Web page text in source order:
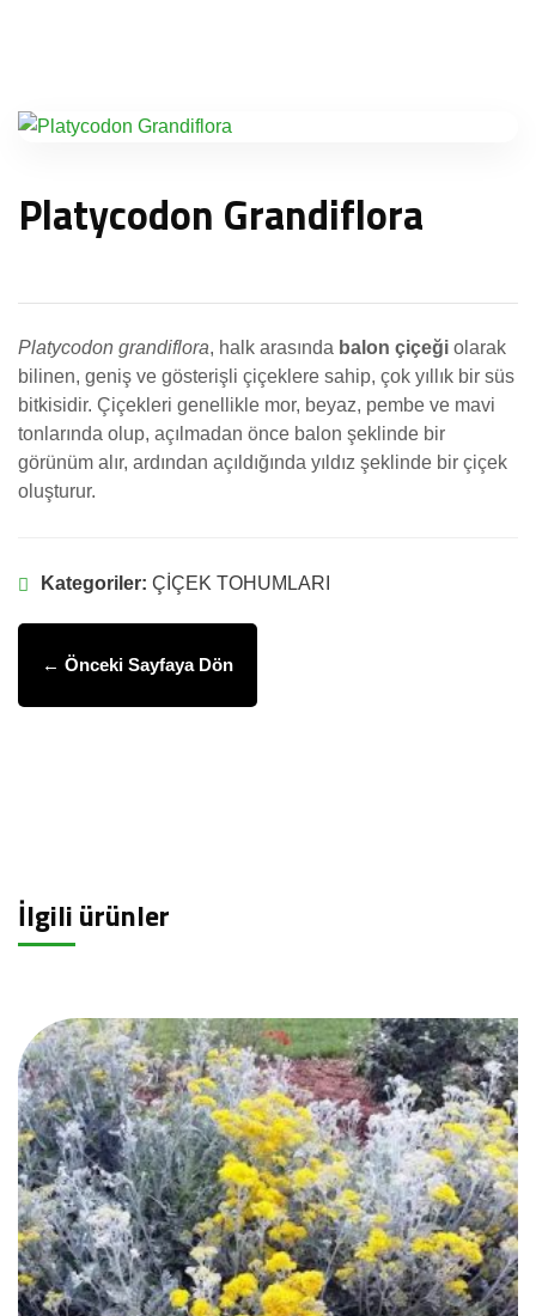
Platycodon Grandiflora
Platycodon grandiflora, halk arasında balon çiçeği olarak
bilinen, geniş ve gösterişli çiçeklere sahip, çok yıllık bir süs
bitkisidir. Çiçekleri genellikle mor, beyaz, pembe ve mavi
tonlarında olup, açılmadan önce balon şeklinde bir
görünüm alır, ardından açıldığında yıldız şeklinde bir çiçek
oluşturur.
Kategoriler: ÇİÇEK TOHUMLARI
← Önceki Sayfaya Dön
İlgili ürünler